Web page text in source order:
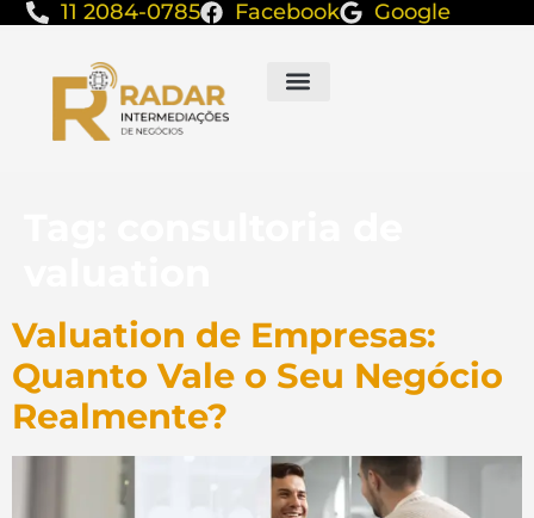
11 2084-0785 Facebook Google
Valuation de Empresas:
Quanto Vale o Seu Negócio
Realmente?